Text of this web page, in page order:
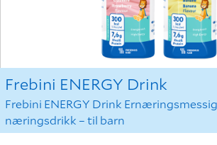
Frebini ENERGY Drink
Frebini ENERGY Drink
næringsdrikk – til barn